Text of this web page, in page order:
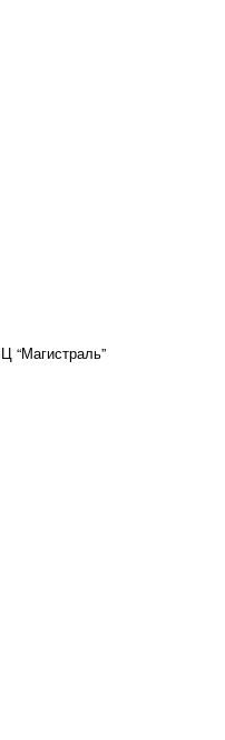
“Магистраль”